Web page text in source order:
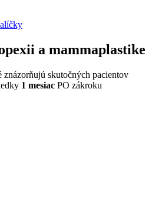
a mammaplastike
znázorňujú skutočných pacientov
1 mesiac PO zákroku